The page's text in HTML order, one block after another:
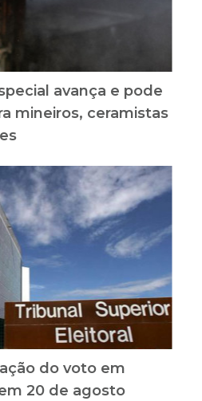
avança e pode
mineiros, ceramistas
do voto em
20 de agosto